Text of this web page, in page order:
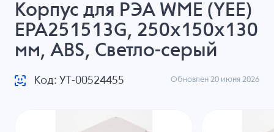
Корпус для РЭА WME (YEE)
EPA251513G, 250x150x130
мм, ABS, Светло-серый
Код: УТ-00524455 Обновлен 20 июня 2026